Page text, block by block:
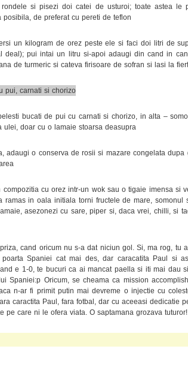
si pisezi doi catei de usturoi; toate astea le
de preferat cu pereti de teflon
un kilogram de orez peste ele si faci doi litri de
deal); pui intai un litru si-apoi adaugi din cand in
de turmeric si cateva firisoare de sofran si lasi la
bucati de pui cu carnati si chorizo, in alta –
ulei, doar cu o lamaie stoarsa deasupra
adaugi o conserva de rosii si mazare congelata dupa
cu orez intr-un wok sau o tigaie imensa si
ramas in oala initiala torni fructele de mare, somonul
asezonezi cu sare, piper si, daca vrei, chilli, si
cand oricum nu s-a dat niciun gol. Si, ma rog, tu
Spaniei cat mai des, dar caracatita Paul si
e 1-0, te bucuri ca ai mancat paella si iti mai dau
Spaniei:p Oricum, se cheama ca mission
n-ar fi primit putin mai devreme o injectie cu
caractita Paul, fara fotbal, dar cu aceeasi dedicatie
pe care ni le ofera viata. O saptamana grozava tuturor!